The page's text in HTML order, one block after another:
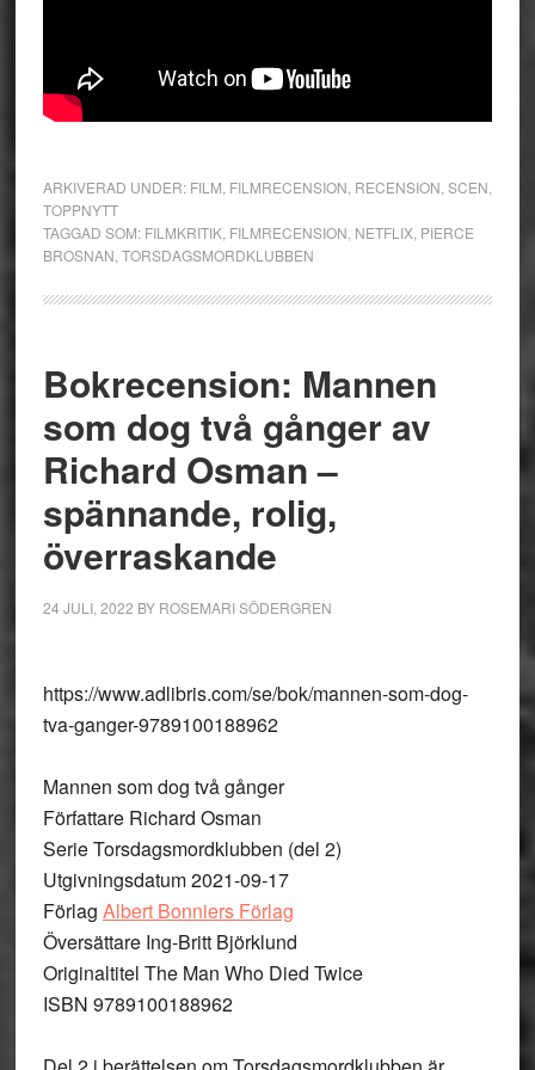
ARKIVERAD UNDER: FILM FILMRECENSION RECENSION SCEN
TOPPNYTT
TAGGAD SOM: FILMKRITIK, FILMRECENSION NETFLIX, PIERCE
BROSNAN TORSDAGSMORDKLUBBEN
Bokrecension: Mannen
som dog två gånger av
Richard Osman –
spännande, rolig,
överraskande
24 JULI, 2022 BY ROSEMARI SÖDERGREN
https://www.adlibris.com/se/bok/mannen-som-dog-
tva-ganger-9789100188962
Mannen som dog två gånger
Författare Richard Osman
Serie Torsdagsmordklubben (del 2)
Utgivningsdatum 2021-09-17
Förlag Albert Bonniers Förlag
Översättare Ing-Britt Björklund
Originaltitel The Man Who Died Twice
ISBN 9789100188962